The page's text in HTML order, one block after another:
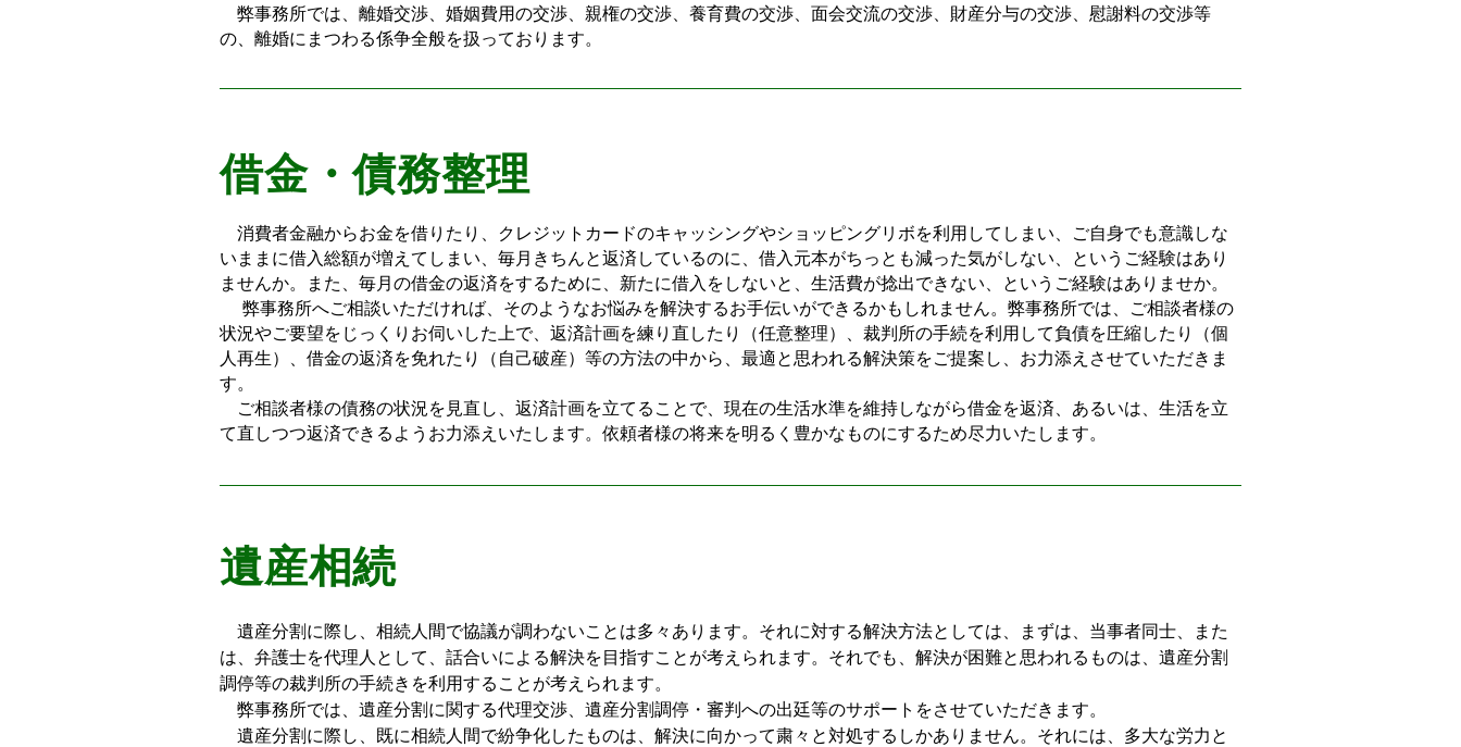
弊事務所では、離婚交渉、婚姻費用の交渉、親権の交渉、養育費の交渉、面会交流の交渉、財産分与の交渉、慰謝料の交渉等
の、離婚にまつわる係争全般を扱っております。
借金・債務整理
消費者金融からお金を借りたり、クレジットカードのキャッシングやショッピングリボを利用してしまい、ご自身でも意識しな
いままに借入総額が増えてしまい、毎月きちんと返済しているのに、借入元本がちっとも減った気がしない、というご経験はあり
ませんか。また、毎月の借金の返済をするために、新たに借入をしないと、生活費が捻出できない、というご経験はありませか。
弊事務所へご相談いただければ、そのようなお悩みを解決するお手伝いができるかもしれません。弊事務所では、ご相談者様の
状況やご要望をじっくりお伺いした上で、返済計画を練り直したり（任意整理）、裁判所の手続を利用して負債を圧縮したり（個
人再生）、借金の返済を免れたり（自己破産）等の方法の中から、最適と思われる解決策をご提案し、お力添えさせていただきま
す。
ご相談者様の債務の状況を見直し、返済計画を立てることで、現在の生活水準を維持しながら借金を返済、あるいは、生活を立
て直しつつ返済できるようお力添えいたします。依頼者様の将来を明るく豊かなものにするため尽力いたします。
遺産相続
遺産分割に際し、相続人間で協議が調わないことは多々あります。それに対する解決方法としては、まずは、当事者同士、また
は、弁護士を代理人として、話合いによる解決を目指すことが考えられます。それでも、解決が困難と思われるものは、遺産分割
調停等の裁判所の手続きを利用することが考えられます。
弊事務所では、遺産分割に関する代理交渉、遺産分割調停・審判への出廷等のサポートをさせていただきます。
遺産分割に際し、既に相続人間で紛争化したものは、解決に向かって粛々と対処するしかありません。それには、多大な労力と